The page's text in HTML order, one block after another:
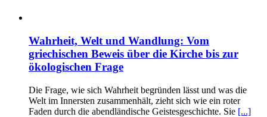
Wahrheit, Welt und Wandlung: Vom
griechischen Beweis über die Kirche bis zur
ökologischen Frage
Die Frage, wie sich Wahrheit begründen lässt und was die
Welt im Innersten zusammenhält, zieht sich wie ein roter
Faden durch die abendländische Geistesgeschichte. Sie [...]